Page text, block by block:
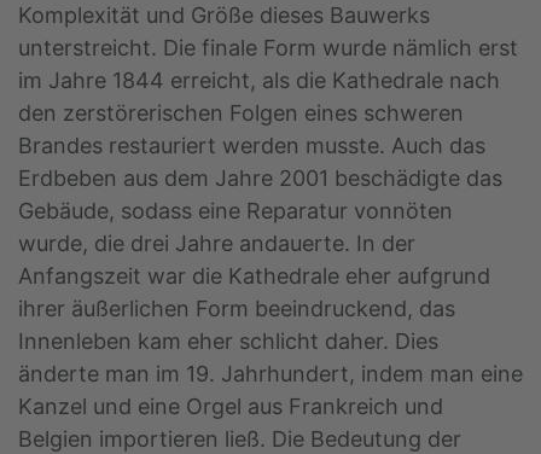
Komplexität und Größe dieses Bauwerks
unterstreicht. Die finale Form wurde nämlich erst
im Jahre 1844 erreicht, als die Kathedrale nach
den zerstörerischen Folgen eines schweren
Brandes restauriert werden musste. Auch das
Erdbeben aus dem Jahre 2001 beschädigte das
Gebäude, sodass eine Reparatur vonnöten
wurde, die drei Jahre andauerte. In der
Anfangszeit war die Kathedrale eher aufgrund
ihrer äußerlichen Form beeindruckend, das
Innenleben kam eher schlicht daher. Dies
änderte man im 19. Jahrhundert, indem man eine
Kanzel und eine Orgel aus Frankreich und
Belgien importieren ließ. Die Bedeutung der